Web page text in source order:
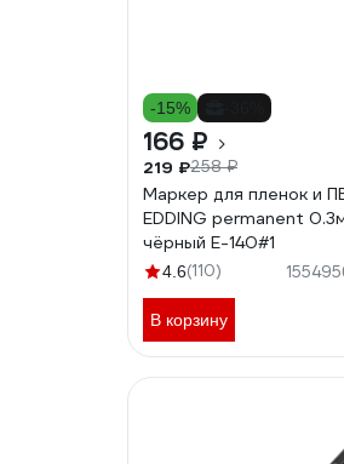
-15%
166 ₽
219 ₽258 ₽
Маркер для пленок и
EDDING permanent
чёрный E-140#1
4.6(110)
В корзину